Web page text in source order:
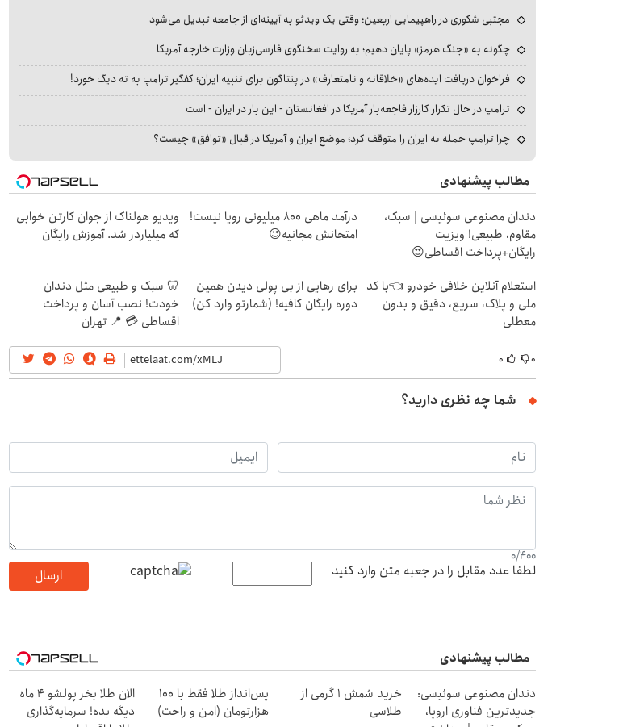
مجتبی شکوری در راهپیمایی اربعین؛ وقتی یک ویدئو به آیینه‌ای از جامعه تبدیل می‌شود
چگونه به «جنگ هرمز» پایان دهیم؛ به روایت سخنگوی فارسی‌زبان وزارت خارجه آمریکا
فراخوان دریافت ایده‌های «خلاقانه و نامتعارف» در پنتاگون برای تنبیه ایران؛ کفگیر ترامپ به ته دیگ خورد!
ترامپ در حال تکرار کارزار فاجعه‌بار آمریکا در افغانستان - این بار در ایران - است
چرا ترامپ حمله به ایران را متوقف کرد؛ موضع ایران و آمریکا در قبال «توافق» چیست؟
مطالب پیشنهادی
دندان مصنوعی سوئیسی | سبک،
مقاوم، طبیعی! ویزیت
رایگان+پرداخت اقساطی😍
درآمد ماهی 800 میلیونی رویا نیست!
امتحانش مجانیه😉
ویدیو هولناک از جوان کارتن خوابی
که میلیاردر شد. آموزش رایگان
استعلام آنلاین خلافی خودرو 👈با کد
ملی و پلاک، سریع، دقیق و بدون
معطلی
برای رهایی از بی پولی دیدن همین
دوره رایگان کافیه! (شمارتو وارد کن)
🦷 سبک و طبیعی مثل دندان
خودت! نصب آسان و پرداخت
اقساطی 💳 📍 تهران
۰ ۰
شما چه نظری دارید؟
0/400
لطفا عدد مقابل را در جعبه متن وارد کنید ارسال
مطالب پیشنهادی
دندان مصنوعی سوئیسی:
جدیدترین فناوری اروپا،
خرید شمش 1 گرمی از
طلاسی
پس‌انداز طلا فقط با ۱۰۰
هزارتومان (امن و راحت)
الان طلا بخر پولشو 4 ماه
دیگه بده! سرمایه‌گذاری